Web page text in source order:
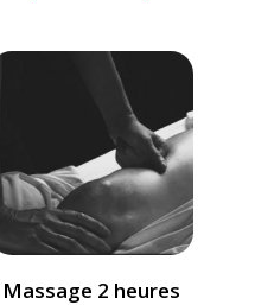
900,00€
à
Massage 2 heures